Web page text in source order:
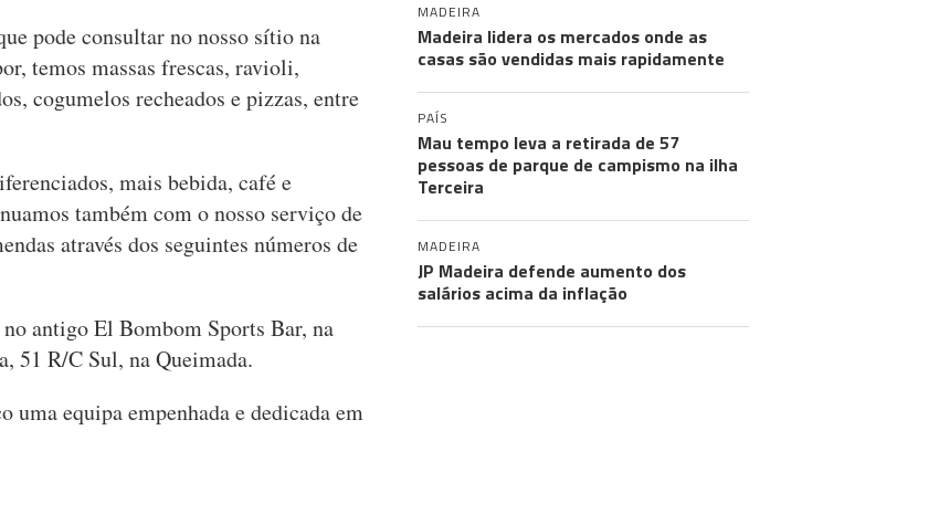
pode consultar no nosso sítio na
temos massas frescas, ravioli,
cogumelos recheados e pizzas, entre
mais bebida, café e
também com o nosso serviço de
através dos seguintes números de
antigo El Bombom Sports Bar, na
51 R/C Sul, na Queimada.
uma equipa empenhada e dedicada em
MADEIRA
Madeira lidera os mercados onde as
casas são vendidas mais rapidamente
PAÍS
Mau tempo leva a retirada de 57
pessoas de parque de campismo na ilha
Terceira
MADEIRA
JP Madeira defende aumento dos
salários acima da inflação